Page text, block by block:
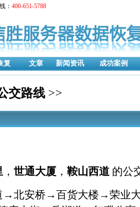
： 400-651-5788
复 文章 新闻资讯 成功案例
交路线 >>
， 世通大厦 ， 鞍山西道 的公
北安桥→百货大楼→荣业